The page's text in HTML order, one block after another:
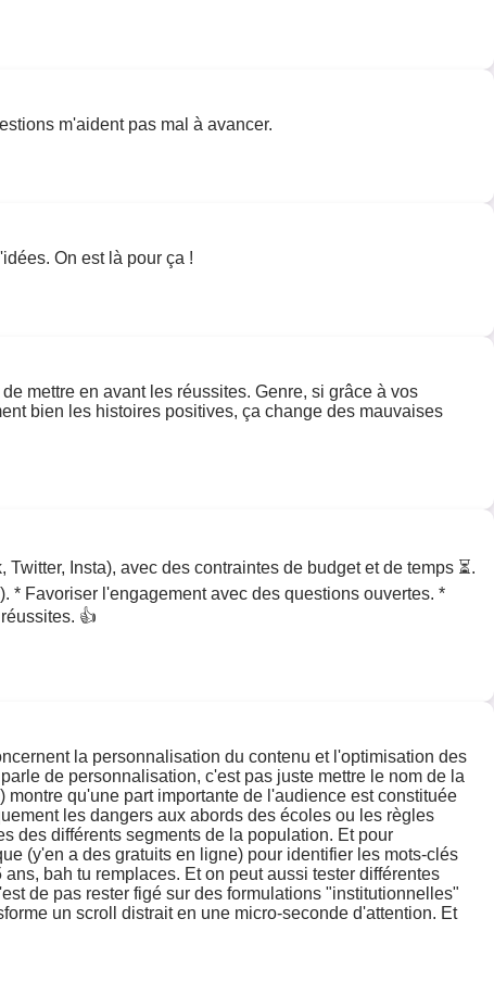
m'aident pas mal à avancer.
On est là pour ça !
mettre en avant les réussites. Genre, si grâce à vos
bien les histoires positives, ça change des mauvaises
Insta), avec des contraintes de budget et de temps ⏳.
* Favoriser l'engagement avec des questions ouvertes. *
👍
la personnalisation du contenu et l'optimisation des
de personnalisation, c'est pas juste mettre le nom de la
qu'une part importante de l'audience est constituée
les dangers aux abords des écoles ou les règles
des différents segments de la population. Et pour
(y'en a des gratuits en ligne) pour identifier les mots-clés
bah tu remplaces. Et on peut aussi tester différentes
de pas rester figé sur des formulations "institutionnelles"
un scroll distrait en une micro-seconde d'attention. Et